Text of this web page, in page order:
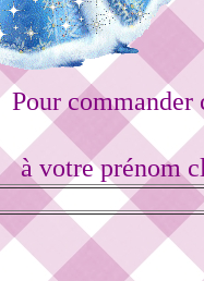
Pour commander
à votre prénom